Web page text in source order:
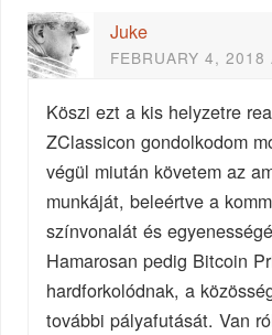
Juke
FEBRUARY 4, 2018
Köszi ezt a kis helyzetre
ZClassicon gondolkodom
végül miután követem az
munkáját, beleértve a
színvonalát és
Hamarosan pedig Bitcoin
hardforkolódnak, a
további pályafutását. Van